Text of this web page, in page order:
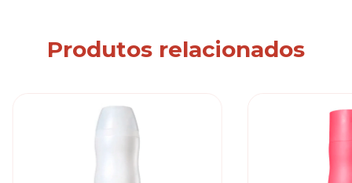
Produtos relacionados